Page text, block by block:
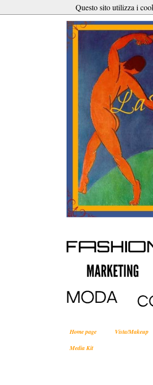
Home page Vista/Makeup
Media Kit
Questo sito utilizza i